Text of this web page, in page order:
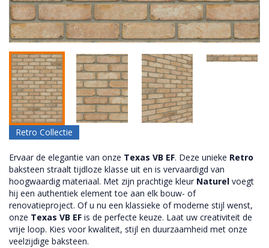
Retro Collectie
Ervaar de elegantie van onze Texas VB EF. Deze unieke Retro
baksteen straalt tijdloze klasse uit en is vervaardigd van
hoogwaardig materiaal. Met zijn prachtige kleur Naturel voegt
hij een authentiek element toe aan elk bouw- of
renovatieproject. Of u nu een klassieke of moderne stijl wenst,
onze Texas VB EF is de perfecte keuze. Laat uw creativiteit de
vrije loop. Kies voor kwaliteit, stijl en duurzaamheid met onze
veelzijdige baksteen.